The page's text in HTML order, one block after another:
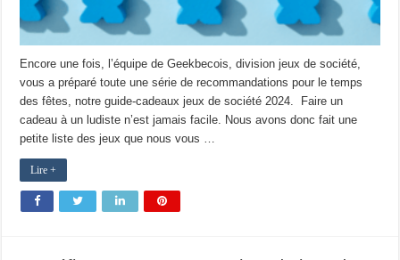
Encore une fois, l’équipe de Geekbecois, division jeux de société,
vous a préparé toute une série de recommandations pour le temps
des fêtes, notre guide-cadeaux jeux de société 2024. Faire un
cadeau à un ludiste n’est jamais facile. Nous avons donc fait une
petite liste des jeux que nous vous …
Lire +